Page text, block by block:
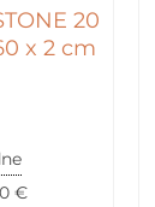
20
x 2 cm
€